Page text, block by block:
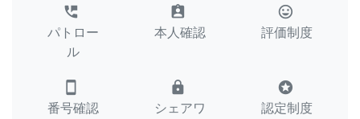
perm_phone_msg
パトロー
ル
assignment_ind
本人確認
tag_faces
評価制度
smartphone
番号確認
lock
シェアワ
stars
認定制度